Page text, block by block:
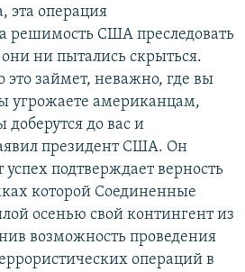
эта операция
решимость США преследовать
ни пытались скрыться.
это займет, неважно, где вы
угрожаете американцам,
до вас и
президент США. Он
успех подтверждает верность
которой Соединенные
осенью свой контингент из
возможность проведения
операций в